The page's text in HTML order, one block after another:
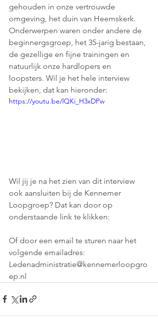
gehouden in onze vertrouwde
omgeving, het duin van Heemskerk.
Onderwerpen waren onder andere de
beginnergsgroep, het 35-jarig bestaan,
de gezellige en fijne trainingen en
natuurlijk onze hardlopers en
loopsters. Wil je het hele interview
bekijken, dat kan hieronder:
https://youtu.be/lQKi_H3xDPw
Wil jij je na het zien van dit interview
ook aansluiten bij de Kennemer
Loopgroep? Dat kan door op
onderstaande link te klikken:
Of door een email te sturen naar het
volgende emailadres:
Ledenadministratie@kennemerloopgro
ep.nl